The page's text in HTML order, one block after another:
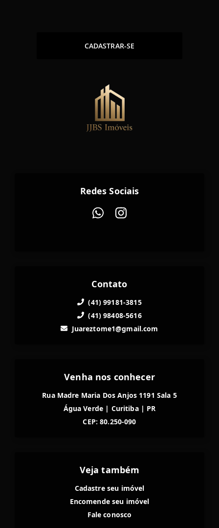
CADASTRAR-SE
Redes Sociais
Contato
(41) 99181-3815
(41) 98408-5616
Juareztome1@gmail.com
Venha nos conhecer
Rua Madre Maria Dos Anjos 1191 Sala 5
Água Verde | Curitiba | PR
CEP: 80.250-090
Veja também
Cadastre seu imóvel
Encomende seu imóvel
Fale conosco